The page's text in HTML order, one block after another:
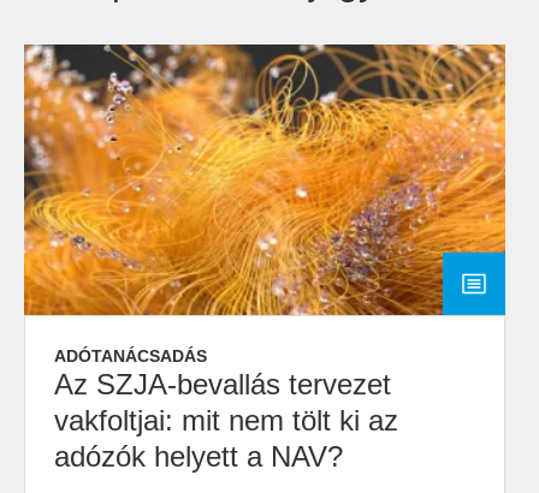
ADÓTANÁCSADÁS
Az SZJA-bevallás tervezet
vakfoltjai: mit nem tölt ki az
adózók helyett a NAV?